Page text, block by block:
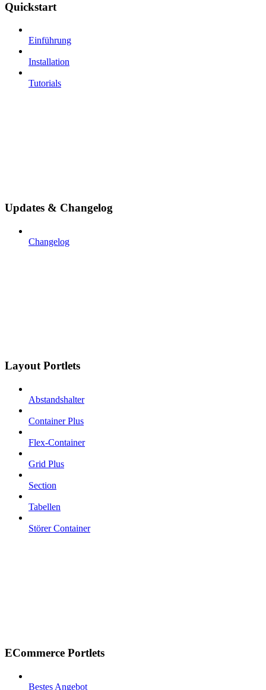
Quickstart
Einführung
Installation
Tutorials
Updates & Changelog
Changelog
Layout Portlets
Abstandshalter
Container Plus
Flex-Container
Grid Plus
Section
Tabellen
Störer Container
ECommerce Portlets
Bestes Angebot